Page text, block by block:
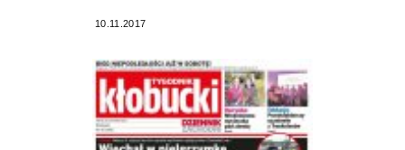
10.11.2017